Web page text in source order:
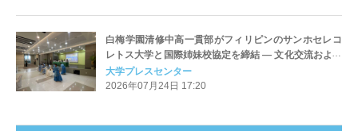
白梅学園清修中高一貫部がフィリピンのサンホセレコ
レトス大学と国際姉妹校協定を締結 ― 文化交流および
異文化体験を促進
大学プレスセンター
2026年07月24日 17:20